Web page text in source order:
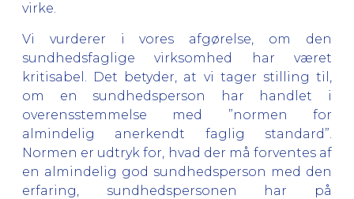
virke.
Vi vurderer i vores afgørelse, om den
sundhedsfaglige virksomhed har været
kritisabel. Det betyder, at vi tager stilling til,
om en sundhedsperson har handlet i
overensstemmelse med ”normen for
almindelig anerkendt faglig standard”.
Normen er udtryk for, hvad der må forventes af
en almindelig god sundhedsperson med den
erfaring, sundhedspersonen har på